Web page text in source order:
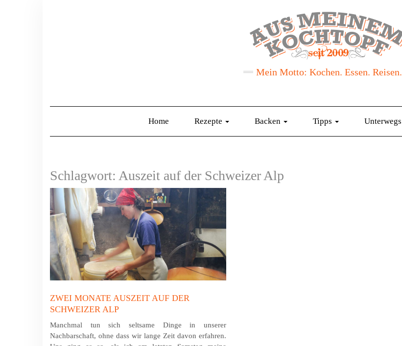
Mein Motto: Kochen. Essen. Reisen.
Home Rezepte Backen Tipps Unterwegs
Schlagwort: Auszeit auf der Schweizer Alp
ZWEI MONATE AUSZEIT AUF DER
SCHWEIZER ALP
Manchmal tun sich seltsame Dinge in unserer
Nachbarschaft, ohne dass wir lange Zeit davon erfahren.